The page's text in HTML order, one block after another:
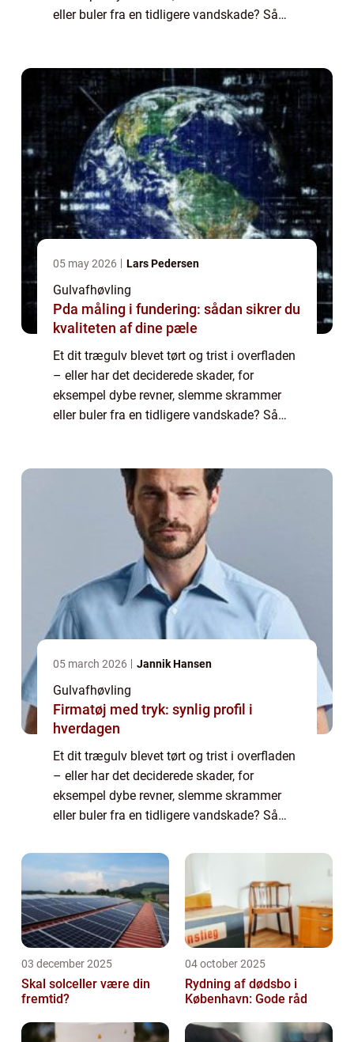
eller buler fra en tidligere vandskade? Så
05 may 2026 Lars Pedersen
Gulvafhøvling
Pda måling i fundering: sådan sikrer du
kvaliteten af dine pæle
Et dit trægulv blevet tørt og trist i overfladen
– eller har det deciderede skader, for
eksempel dybe revner, slemme skrammer
eller buler fra en tidligere vandskade? Så
05 march 2026 Jannik Hansen
Gulvafhøvling
Firmatøj med tryk: synlig profil i
hverdagen
Et dit trægulv blevet tørt og trist i overfladen
– eller har det deciderede skader, for
eksempel dybe revner, slemme skrammer
eller buler fra en tidligere vandskade? Så
03 december 2025
Skal solceller være din
fremtid?
04 october 2025
Rydning af dødsbo i
København: Gode råd